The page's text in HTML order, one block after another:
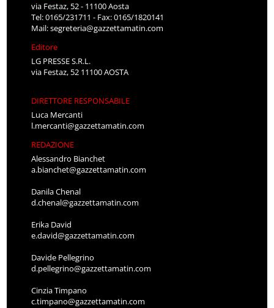
via Festaz, 52 - 11100 Aosta
Tel: 0165/231711 - Fax: 0165/1820141
Mail:segreteria@gazzettamatin.com
Editore
LG PRESSE S.R.L.
via Festaz, 52 11100 AOSTA
DIRETTORE RESPONSABILE
Luca Mercanti
l.mercanti@gazzettamatin.com
REDAZIONE
Alessandro Bianchet
a.bianchet@gazzettamatin.com
Danila Chenal
d.chenal@gazzettamatin.com
Erika David
e.david@gazzettamatin.com
Davide Pellegrino
d.pellegrino@gazzettamatin.com
Cinzia Timpano
c.timpano@gazzettamatin.com